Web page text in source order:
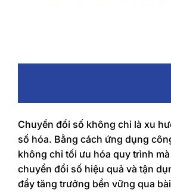
Chuyển đổi số không chỉ là xu
số hóa. Bằng cách ứng dụng
không chỉ tối ưu hóa quy trình
chuyển đổi số hiệu quả và tận
đẩy tăng trưởng bền vững qua